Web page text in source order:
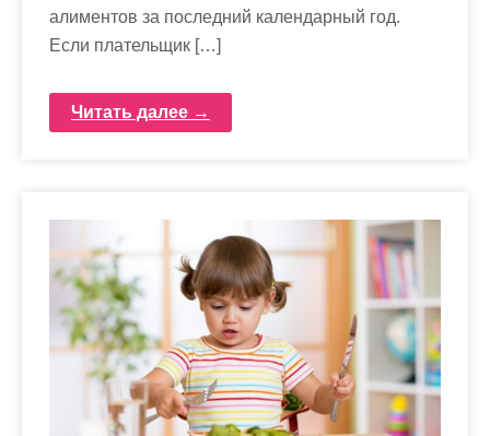
алиментов за последний календарный год.
Если плательщик […]
Читать далее →